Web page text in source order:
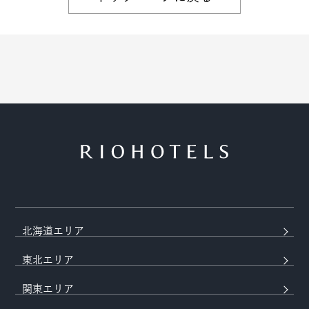
北海道エリア
東北エリア
関東エリア